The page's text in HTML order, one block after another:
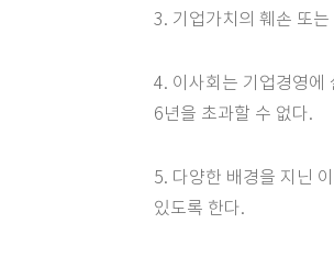
3. 기업가치의 훼손 또
4. 이사회는 기업경영에
6년을 초과할 수 없다.
5. 다양한 배경을 지닌
있도록 한다.